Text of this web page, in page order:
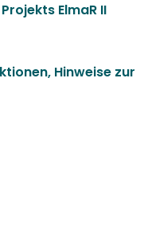
ElmaR II
Hinweise zur